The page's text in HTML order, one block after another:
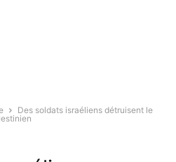
Des soldats israéliens détruisent le